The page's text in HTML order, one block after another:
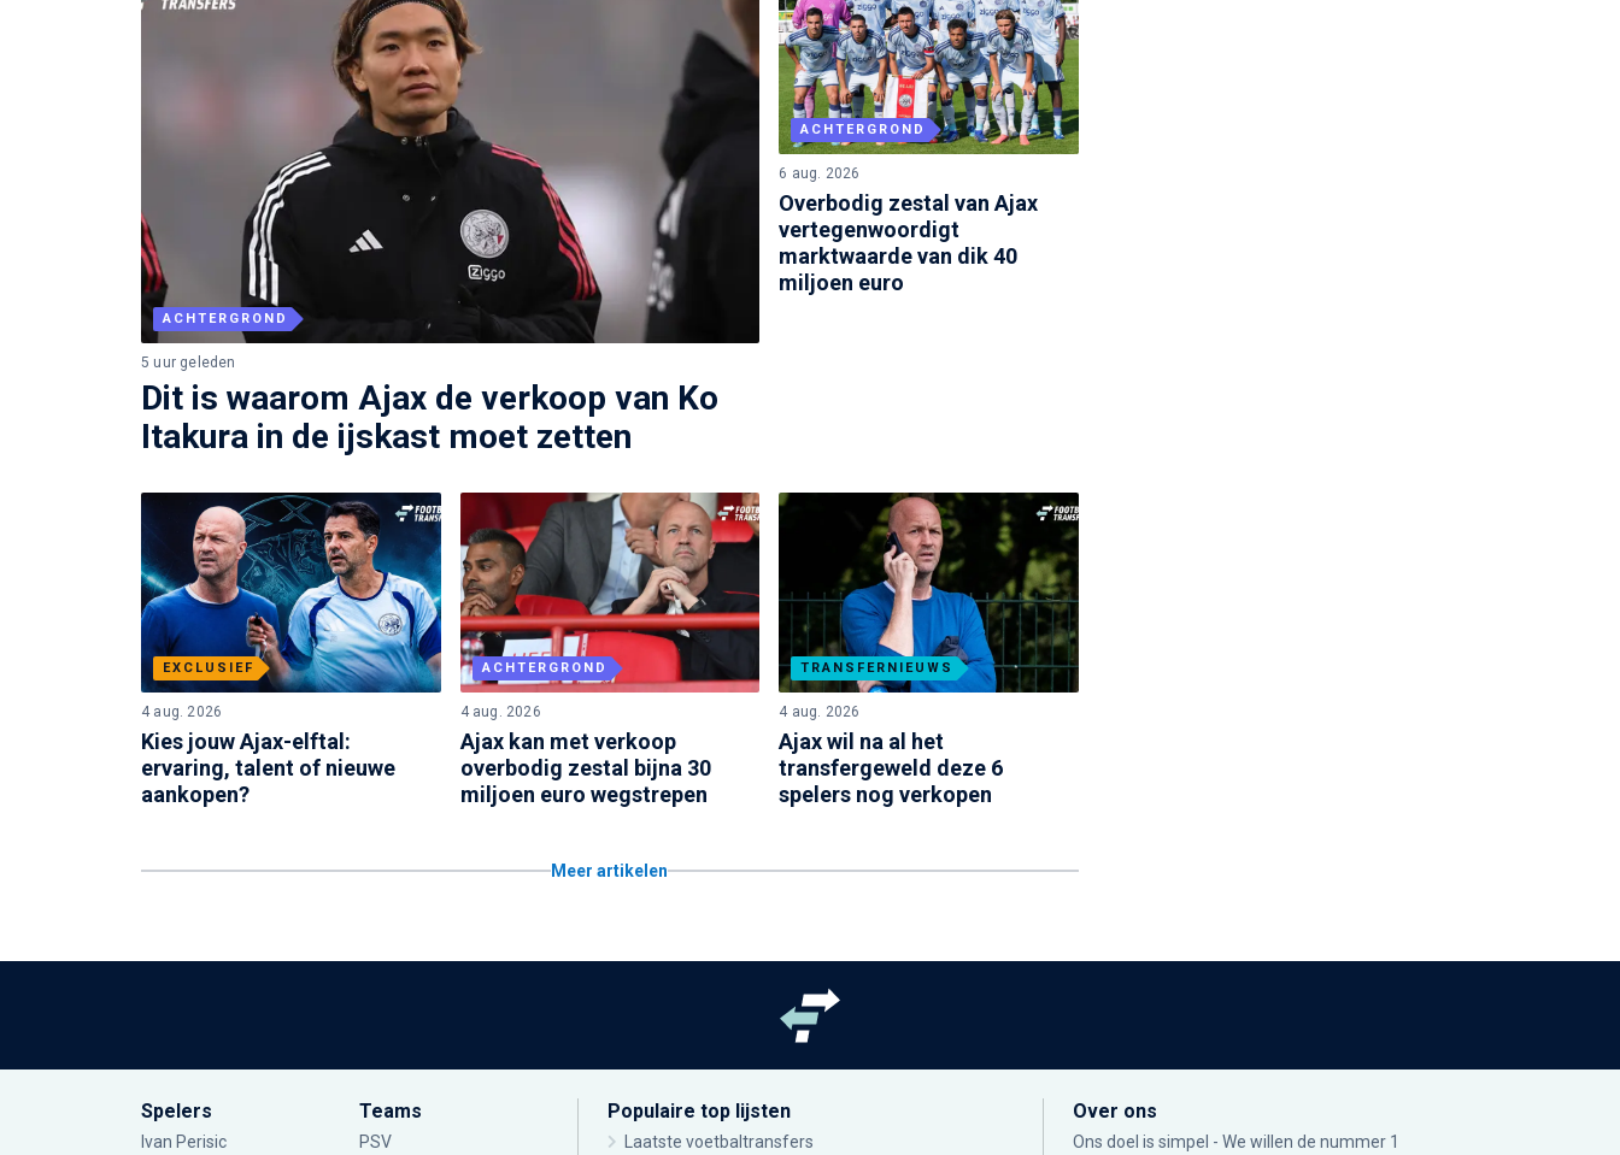
ACHTERGROND
5 uur geleden
Dit is waarom Ajax de verkoop van Ko
Itakura in de ijskast moet zetten
ACHTERGROND
6 aug. 2026
Overbodig zestal van Ajax
vertegenwoordigt
marktwaarde van dik 40
miljoen euro
EXCLUSIEF
4 aug. 2026
Kies jouw Ajax-elftal:
ervaring, talent of nieuwe
aankopen?
ACHTERGROND
4 aug. 2026
Ajax kan met verkoop
overbodig zestal bijna 30
miljoen euro wegstrepen
TRANSFERNIEUWS
4 aug. 2026
Ajax wil na al het
transfergeweld deze 6
spelers nog verkopen
Meer artikelen
Spelers
Ivan Perisic
Teams
PSV
Populaire top lijsten
Laatste voetbaltransfers
Over ons
Ons doel is simpel - We willen de nummer 1